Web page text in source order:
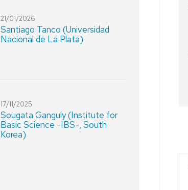
21/01/2026
Santiago Tanco (Universidad
Nacional de La Plata)
17/11/2025
Sougata Ganguly (Institute for
Basic Science -IBS-, South
Korea)